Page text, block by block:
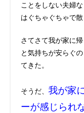
ことをしない夫婦
はぐちゃぐちゃで
さてさて我が家に
と気持ちが安らぐ
てきた。
そうだ、 我が家
ーが感じられ